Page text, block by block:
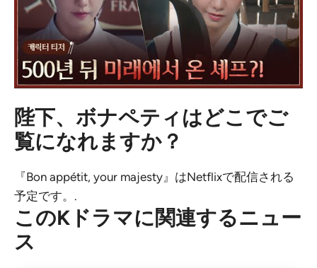
陛下、ボナペティはどこでご
覧になれますか？
『Bon appétit, your majesty』はNetflixで配信される
予定です。.
このKドラマに関連するニュー
ス